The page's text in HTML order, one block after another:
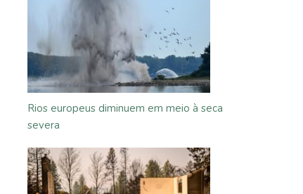
Rios europeus diminuem em meio à seca
severa